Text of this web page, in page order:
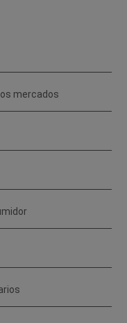
mercados